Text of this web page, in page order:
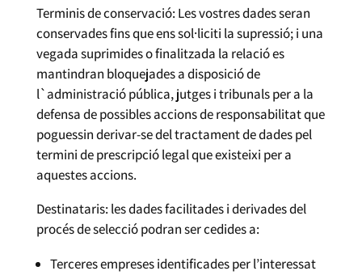
Terminis de conservació: Les vostres dades seran
conservades fins que ens sol·liciti la supressió; i una
vegada suprimides o finalitzada la relació es
mantindran bloquejades a disposició de
l`administració pública, jutges i tribunals per a la
defensa de possibles accions de responsabilitat que
poguessin derivar-se del tractament de dades pel
termini de prescripció legal que existeixi per a
aquestes accions.
Destinataris: les dades facilitades i derivades del
procés de selecció podran ser cedides a:
Terceres empreses identificades per l’interessat